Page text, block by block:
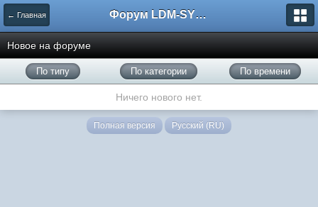
← Главная Форум LDM-SYSTEMS
Новое на форуме
По типу По категории По времени
Ничего нового нет.
Полная версия Русский (RU)